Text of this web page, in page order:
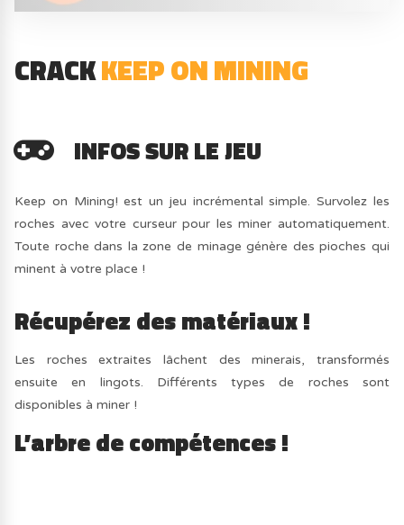
CRACKKEEP ON MINING
INFOS SUR LE JEU
Keep on Mining! est un jeu incrémental simple. Survolez les
roches avec votre curseur pour les miner automatiquement.
Toute roche dans la zone de minage génère des pioches qui
minent à votre place !
Récupérez des matériaux !
Les roches extraites lâchent des minerais, transformés
ensuite en lingots. Différents types de roches sont
disponibles à miner !
L’arbre de compétences !